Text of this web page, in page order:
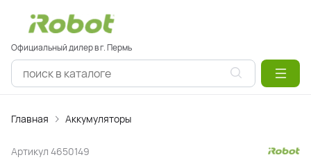
Официальный дилер в г. Пермь
Главная Аккумуляторы
Артикул 4650149